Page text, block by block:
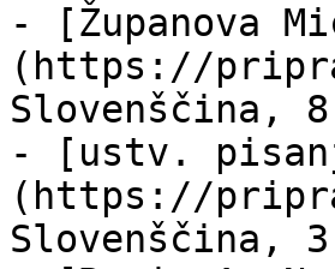
- [Županova
(https://
Slovenščina,
- [ustv.
(https://
Slovenščina,